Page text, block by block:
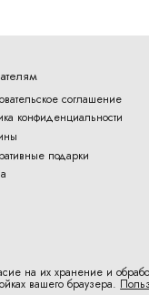
соглашение
конфиденциальности
подарки
на их хранение и
вашего браузера.